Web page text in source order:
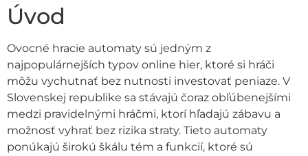
Úvod
Ovocné hracie automaty sú jedným z
najpopulárnejších typov online hier, ktoré si hráči
môžu vychutnať bez nutnosti investovať peniaze. V
Slovenskej republike sa stávajú čoraz obľúbenejšími
medzi pravidelnými hráčmi, ktorí hľadajú zábavu a
možnosť vyhrať bez rizika straty. Tieto automaty
ponúkajú širokú škálu tém a funkcií, ktoré sú